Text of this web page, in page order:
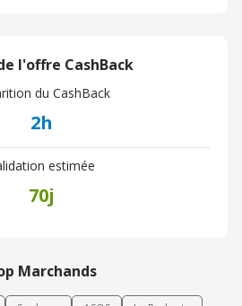
l'offre CashBack
du CashBack
2h
estimée
70j
Marchands